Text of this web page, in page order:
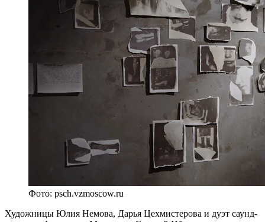
Фото: psch.vzmoscow.ru
Художницы Юлия Немова, Дарья Цехмистерова и дуэт саунд-